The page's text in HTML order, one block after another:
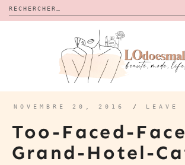
Rechercher :
CALENDRIERS DE L’AVENT
BON PLAN
À PROPOS
CONTACT
NOVEMBRE 20, 2016 / LEAVE
Too-Faced-
Grand-Hotel-